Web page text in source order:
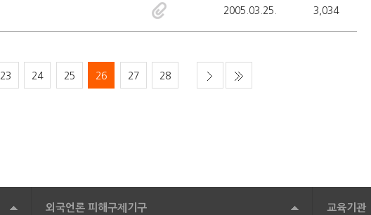
2005.03.25. 3,034
23 24 25 26 27 28
외국언론 피해구제기구 교육기관